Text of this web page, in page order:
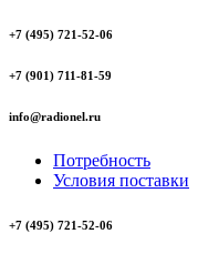
+7 (495) 721-52-06
+7 (901) 711-81-59
info@radionel.ru
Потребность
Условия поставки
+7 (495) 721-52-06